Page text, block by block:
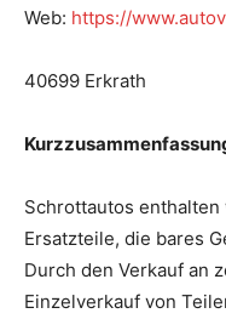
Web: https://
40699 Erkrath
Schrottautos
Ersatzteile, die bares
Durch den Verkauf an
Einzelverkauf von